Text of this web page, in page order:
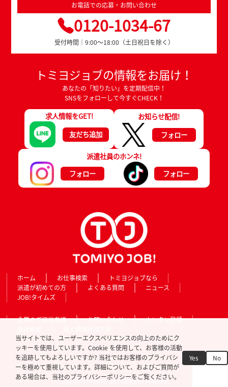
お電話での応募・お問い合わせ
0120-1034-67
受付時間｜9:00～18:00（土日祝日を除く）
トミヨジョブの情報をお届け！
あなたの「知りたい」を定期配信中！
SNSをフォローして今すぐCHECK！
求人情報をGET!
友だち追加
お知らせ配信!
フォロー
派遣社員のホンネ!
フォロー
フォロー
ホーム お仕事検索
トミヨジョブなら
派遣が初めての方
よくある質問
ニュース
JOB!タイムズ
企業のご担当者様 お問い合わせ
カンタン登録
Copyright © TOMIYO JOB!. All Rights Reserved.
当サイトでは、ユーザーエクスペリエンスの向上のためにク
ッキーを使用しています。Cookie を使用して、お客様の活動
を追跡してもよろしいですか? 当社ではお客様のプライバシ
ーを極めて重視しています。詳細について、およびご質問が
ある場合は、当社のプライバシーポリシーをご覧ください。
Yes No